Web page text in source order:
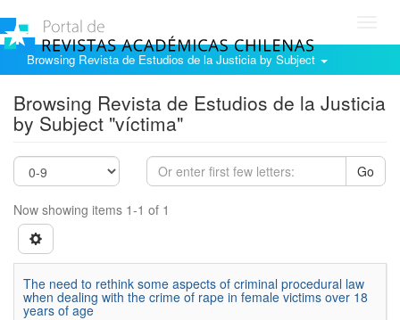
Browsing Revista de Estudios de la Justicia by Subject
Browsing Revista de Estudios de la Justicia
by Subject "víctima"
Go
Now showing items 1-1 of 1
The need to rethink some aspects of criminal procedural law
when dealing with the crime of rape in female victims over 18
years of age